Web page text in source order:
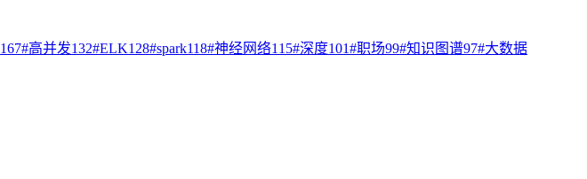
167#高并发132#ELK128#spark118#神经网络115#深度101#职场99#知识图谱97#大数据